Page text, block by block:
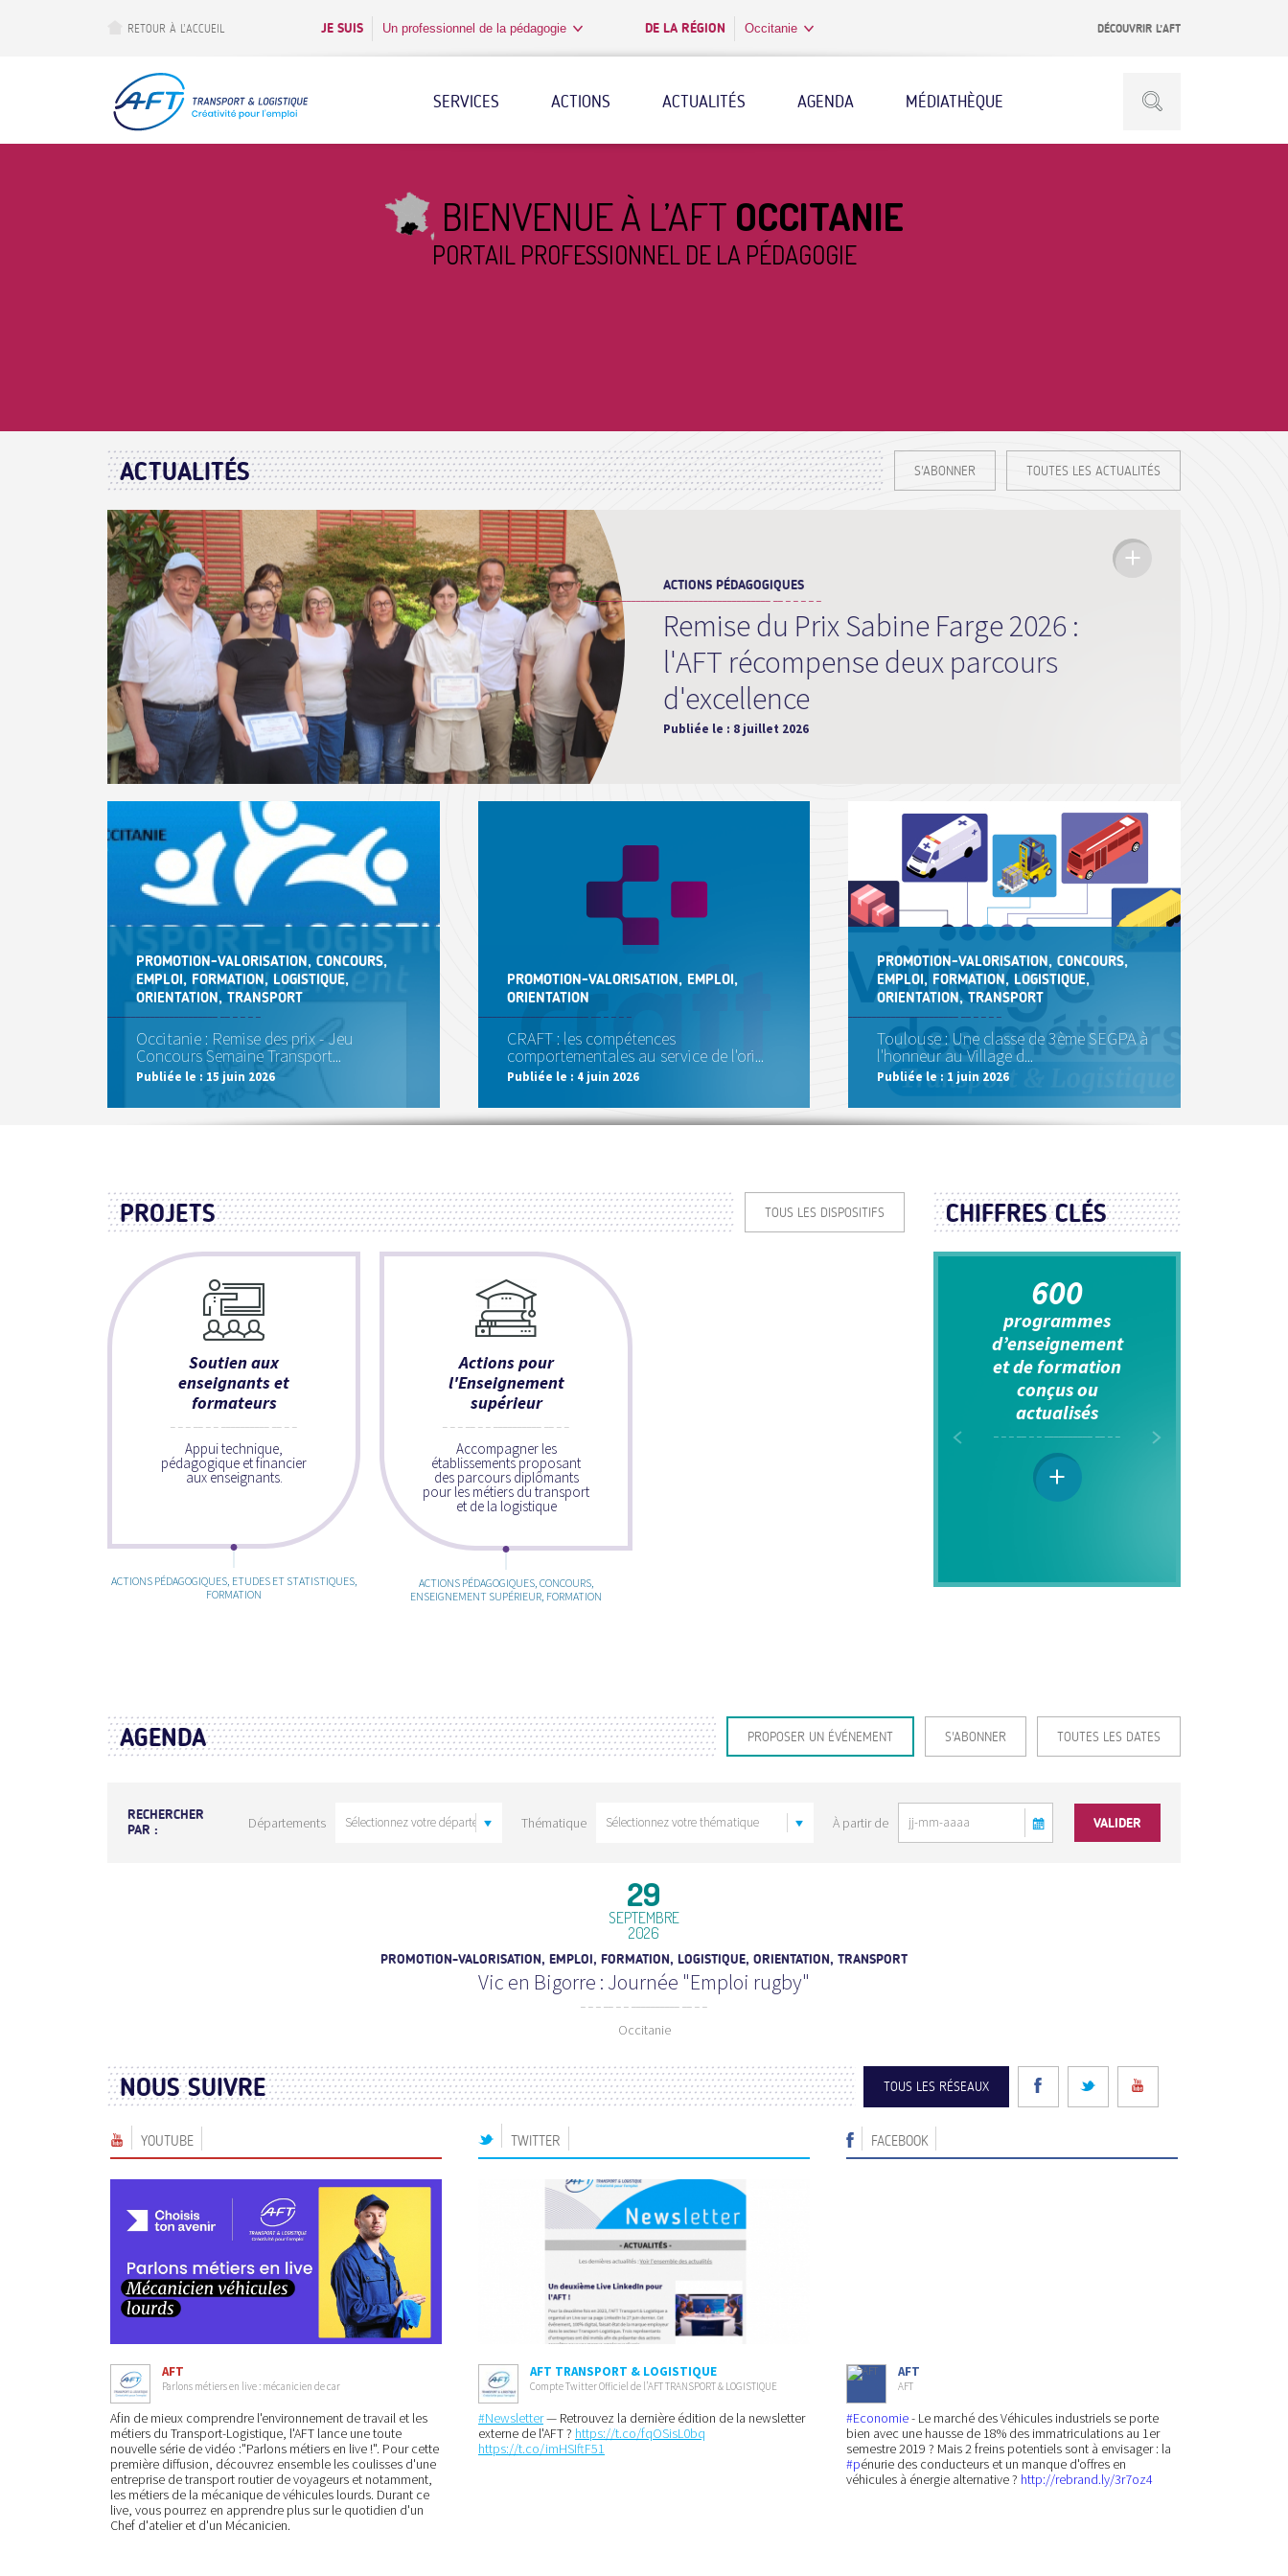
RETOUR À L’ACCUEIL JE SUIS Un professionnel de la pédagogie DE LA RÉGION Occitanie DÉCOUVRIR L’AFT
SERVICES ACTIONS ACTUALITÉS AGENDA MÉDIATHÈQUE
BIENVENUE À L’AFT OCCITANIE
PORTAIL PROFESSIONNEL DE LA PÉDAGOGIE
ACTUALITÉS S'ABONNER TOUTES LES ACTUALITÉS
ACTIONS PÉDAGOGIQUES
Remise du Prix Sabine Farge 2026 :
l'AFT récompense deux parcours
d'excellence
Publiée le : 8 juillet 2026
PROMOTION-VALORISATION, CONCOURS,
EMPLOI, FORMATION, LOGISTIQUE,
ORIENTATION, TRANSPORT
Occitanie : Remise des prix - Jeu
Concours Semaine Transport...
Publiée le : 15 juin 2026
PROMOTION-VALORISATION, EMPLOI,
ORIENTATION
CRAFT : les compétences
comportementales au service de l'ori...
Publiée le : 4 juin 2026
PROMOTION-VALORISATION, CONCOURS,
EMPLOI, FORMATION, LOGISTIQUE,
ORIENTATION, TRANSPORT
Toulouse : Une classe de 3ème SEGPA à
l'honneur au Village d...
Publiée le : 1 juin 2026
PROJETS TOUS LES DISPOSITIFS
Soutien aux
enseignants et
formateurs
Appui technique,
pédagogique et financier
aux enseignants.
ACTIONS PÉDAGOGIQUES, ETUDES ET STATISTIQUES,
FORMATION
Actions pour
l'Enseignement
supérieur
Accompagner les
établissements proposant
des parcours diplômants
pour les métiers du transport
et de la logistique
ACTIONS PÉDAGOGIQUES, CONCOURS,
ENSEIGNEMENT SUPÉRIEUR, FORMATION
CHIFFRES CLÉS
600
programmes
d’enseignement
et de formation
conçus ou
actualisés
AGENDA PROPOSER UN ÉVÉNEMENT S'ABONNER TOUTES LES DATES
RECHERCHER
PAR :
Départements Thématique À partir de
29
SEPTEMBRE
2026
PROMOTION-VALORISATION, EMPLOI, FORMATION, LOGISTIQUE, ORIENTATION, TRANSPORT
Vic en Bigorre : Journée "Emploi rugby"
Occitanie
NOUS SUIVRE TOUS LES RÉSEAUX
YOUTUBE
AFT
Parlons métiers en live : mécanicien de car
Afin de mieux comprendre l'environnement de travail et les
métiers du Transport-Logistique, l'AFT lance une toute
nouvelle série de vidéo :"Parlons métiers en live !". Pour cette
première diffusion, découvrez ensemble les coulisses d'une
entreprise de transport routier de voyageurs et notamment,
les métiers de la mécanique de véhicules lourds. Durant ce
live, vous pourrez en apprendre plus sur le quotidien d'un
Chef d'atelier et d'un Mécanicien.
TWITTER
AFT TRANSPORT & LOGISTIQUE
Compte Twitter Officiel de l’AFT TRANSPORT & LOGISTIQUE
#Newsletter— Retrouvez la dernière édition de la newsletter
externe de l'AFT ? https://t.co/fqOSisL0bq
https://t.co/imHSIftF51
FACEBOOK
AFT
AFT
#Economie- Le marché des Véhicules industriels se porte
bien avec une hausse de 18% des immatriculations au 1er
semestre 2019 ? Mais 2 freins potentiels sont à envisager : la
#pénurie des conducteurs et un manque d'offres en
véhicules à énergie alternative ? http://rebrand.ly/3r7oz4